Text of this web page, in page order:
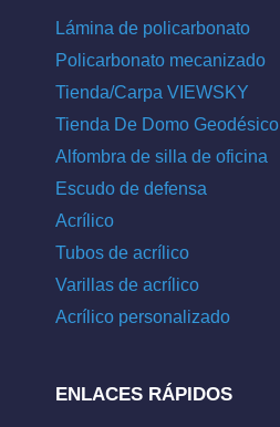
Lámina de policarbonato
Policarbonato mecanizado
Tienda/Carpa VIEWSKY
Tienda De Domo Geodésico
Alfombra de silla de oficina
Escudo de defensa
Acrílico
Tubos de acrílico
Varillas de acrílico
Acrílico personalizado
ENLACES RÁPIDOS